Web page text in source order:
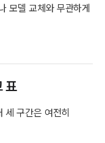
모델 교체와 무관하게
표
세 구간은 여전히